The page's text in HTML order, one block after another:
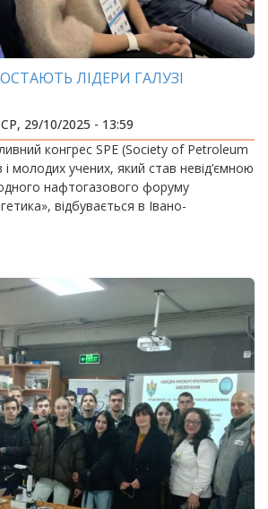
ЛІДЕРИ ГАЛУЗІ
СР, 29/10/2025 - 13:59
конгрес SPE (Society of Petroleum
і молодих учених, який став невід’ємною
нафтогазового форуму
відбувається в Івано-